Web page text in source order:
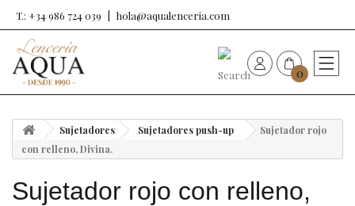
T.: +34 986 724 039 hola@aqualenceria.com
0
Nueva colección
Sujetadores
Sujetadores Sujetadores push-up
Sujetador rojo
con relleno, Divina.
Sujetador rojo con relleno,